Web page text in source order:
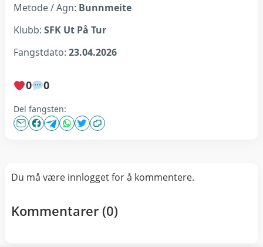
Metode / Agn: Bunnmeite
Klubb: SFK Ut På Tur
Fangstdato: 23.04.2026
0 0
Del fangsten:
Du må være innlogget for å kommentere.
Kommentarer (0)